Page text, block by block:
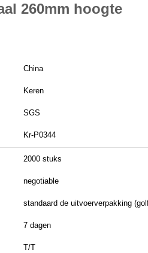
260mm hoogte
China
Keren
SGS
Kr-P0344
2000 stuks
negotiable
standaard de uitvoerverpakking
7 dagen
T/T